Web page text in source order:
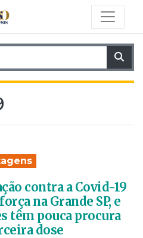
contra a Covid-19
na Grande SP, e
têm pouca procura
dose